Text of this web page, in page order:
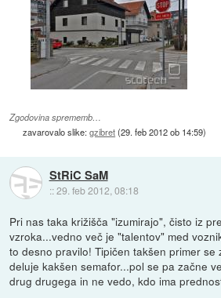
Zgodovina sprememb…
zavarovalo slike:gzibret(29. feb 2012 ob 14:59)
StRiC SaM
::29. feb 2012, 08:18
Pri nas taka križišča "izumirajo", čisto iz
vzroka...vedno več je "talentov" med
to desno pravilo! Tipičen takšen primer se
deluje kakšen semafor...pol se pa začne
drug drugega in ne vedo, kdo ima